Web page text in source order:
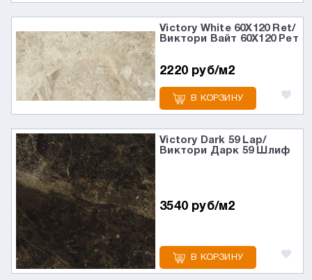
Victory White 60X120 Ret/
Виктори Вайт 60X120 Рет
2220 руб/м2
В КОРЗИНУ
Victory Dark 59 Lap/
Виктори Дарк 59 Шлиф
3540 руб/м2
В КОРЗИНУ